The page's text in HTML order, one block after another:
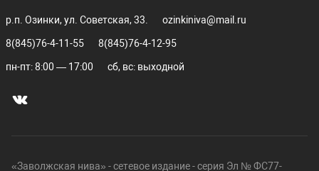
р.п. Озинки, ул. Советская, 33. ozinkiniva@mail.ru
8(845)76-4-11-55 8(845)76-4-12-95
пн-пт: 8:00 — 17:00 сб, вс: выходной
«Заволжская нива» - сетевое издание - серия Эл № ФС77-